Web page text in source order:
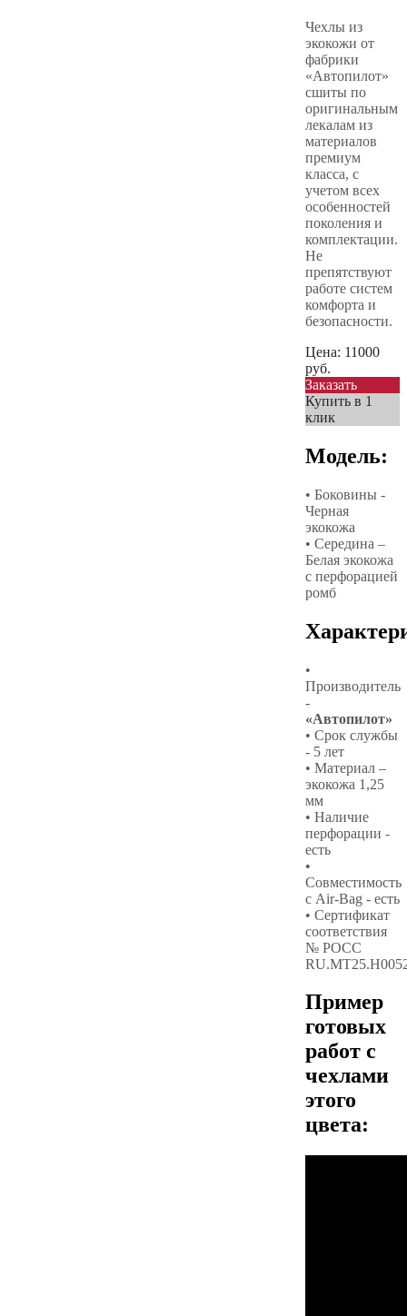
Чехлы из
экокожи от
фабрики
«Автопилот»
сшиты по
оригинальным
лекалам из
материалов
премиум
класса, с
учетом всех
особенностей
поколения и
комплектации.
Не
препятствуют
работе систем
комфорта и
безопасности.
Цена: 11000
руб.
Заказать
Купить в 1
клик
Модель:
• Боковины -
Черная
экокожа
• Середина –
Белая экокожа
с перфорацией
ромб
•
Производитель
-
«Автопилот»
• Срок службы
- 5 лет
• Материал –
экокожа 1,25
мм
• Наличие
перфорации -
есть
•
Совместимость
с Air-Bag - есть
• Сертификат
соответствия
№ РОСС
Пример
готовых
работ с
чехлами
этого
цвета: